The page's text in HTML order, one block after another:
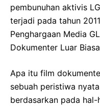
pembunuhan aktivis
terjadi pada tahun
Penghargaan Media
Dokumenter Luar
Apa itu film
sebuah peristiwa
berdasarkan pada